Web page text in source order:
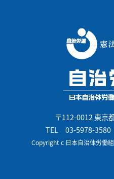
〒112-0012 東京
TEL 03-5978-3580
Copyright c 日本自治体労働